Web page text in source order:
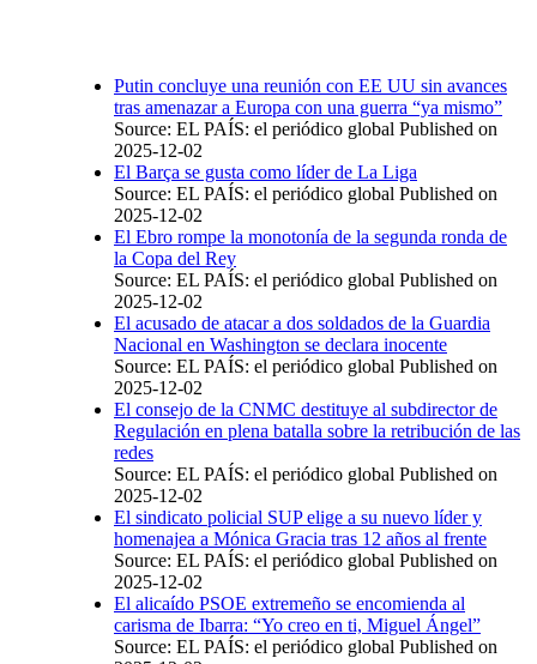
Putin concluye una reunión con EE UU sin avances
tras amenazar a Europa con una guerra “ya mismo”
Source: EL PAÍS: el periódico global Published on
2025-12-02
El Barça se gusta como líder de La Liga
Source: EL PAÍS: el periódico global Published on
2025-12-02
El Ebro rompe la monotonía de la segunda ronda de
la Copa del Rey
Source: EL PAÍS: el periódico global Published on
2025-12-02
El acusado de atacar a dos soldados de la Guardia
Nacional en Washington se declara inocente
Source: EL PAÍS: el periódico global Published on
2025-12-02
El consejo de la CNMC destituye al subdirector de
Regulación en plena batalla sobre la retribución de las
redes
Source: EL PAÍS: el periódico global Published on
2025-12-02
El sindicato policial SUP elige a su nuevo líder y
homenajea a Mónica Gracia tras 12 años al frente
Source: EL PAÍS: el periódico global Published on
2025-12-02
El alicaído PSOE extremeño se encomienda al
carisma de Ibarra: “Yo creo en ti, Miguel Ángel”
Source: EL PAÍS: el periódico global Published on